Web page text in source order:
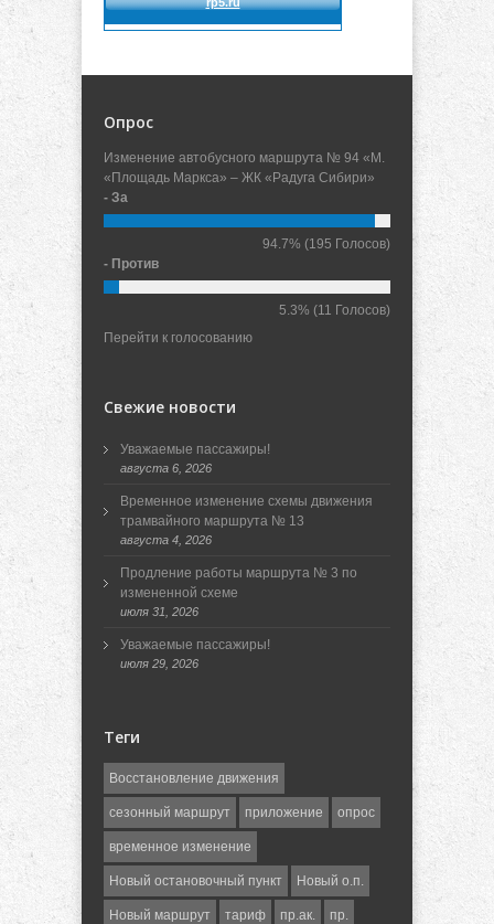
Опрос
Изменение автобусного маршрута № 94 «М.
«Площадь Маркса» – ЖК «Радуга Сибири»
- За
94.7% (195 Голосов)
- Против
5.3% (11 Голосов)
Перейти к голосованию
Свежие новости
Уважаемые пассажиры!
августа 6, 2026
Временное изменение схемы движения
трамвайного маршрута № 13
августа 4, 2026
Продление работы маршрута № 3 по
измененной схеме
июля 31, 2026
Уважаемые пассажиры!
июля 29, 2026
Теги
Восстановление движения
сезонный маршрут приложение опрос
временное изменение
Новый остановочный пункт Новый о.п.
Новый маршрут тариф пр.ак. пр.